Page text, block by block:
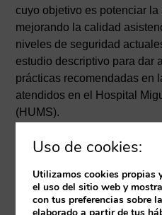
cuyo objetivo es potenciar la
mejorando la calidad
niveles de seguridad
estudio descriptivo para dar
prácticas recomendadas en
atendidos en el Hospital
(HUMS).
Las madres manifestaron un
de tener un apoyo continuo
parto y postparto (97%), lo
Uso de cookies:
Utilizamos cookies propias
el uso del sitio web y
con tus preferencias sobre
elaborado a partir de tus